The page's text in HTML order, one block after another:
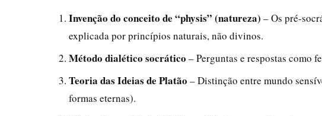
Invenção do conceito de “physis” (natureza) – Os pré-
explicada por princípios naturais, não divinos.
Método dialético socrático – Perguntas e respostas como
Teoria das Ideias de Platão – Distinção entre mundo
formas eternas).